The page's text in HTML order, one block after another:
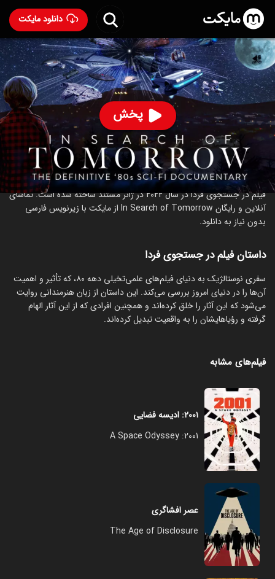
دانلود مایکت
پخش
فیلم در جستجوی فردا- In Search of Tomorrow 2022
۴۲ 68% ۷.۸
ساخت آمریکا سال 2022
رده سنی ۱۸+
مستند
علمی‌تخیلی
درباره فیلم در جستجوی فردا
فیلم در جستجوی فردا در سال 2022 در ژانر مستند ساخته شده است. تماشای
آنلاین و رایگان In Search of Tomorrow از مایکت با زیرنویس فارسی
بدون نیاز به دانلود.
داستان فیلم در جستجوی فردا
سفری نوستالژیک به دنیای فیلم‌های علمی‌تخیلی دهه ۸۰، که تأثیر و اهمیت
آن‌ها را در دنیای امروز بررسی می‌کند. این داستان از زبان هنرمندانی روایت
می‌شود که این آثار را خلق کرده‌اند و همچنین افرادی که از این آثار الهام
گرفته و رؤیاهایشان را به واقعیت تبدیل کرده‌اند.
فیلم‌های مشابه
۲۰۰۱: ادیسه فضایی
2001: A Space Odyssey
عصر افشاگری
The Age of Disclosure